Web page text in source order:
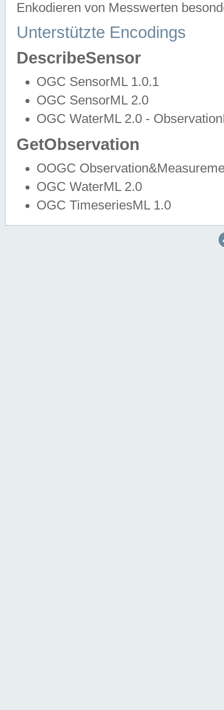
Enkodieren von Messwerten
Unterstützte Encodings
DescribeSensor
OGC SensorML 1.0.1
OGC SensorML 2.0
OGC WaterML 2.0 -
GetObservation
OOGC
OGC WaterML 2.0
OGC TimeseriesML 1.0